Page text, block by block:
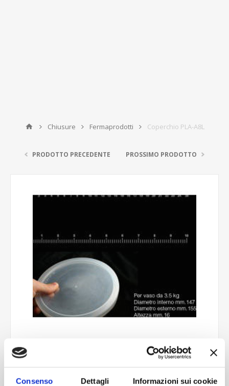
Consenso Dettagli Informazioni sui cookie
Chiusure Fermaprodotti Coperchio PLA-A8L
PRODOTTO PRECEDENTE PROSSIMO PRODOTTO
Coperchio PLA-A8L